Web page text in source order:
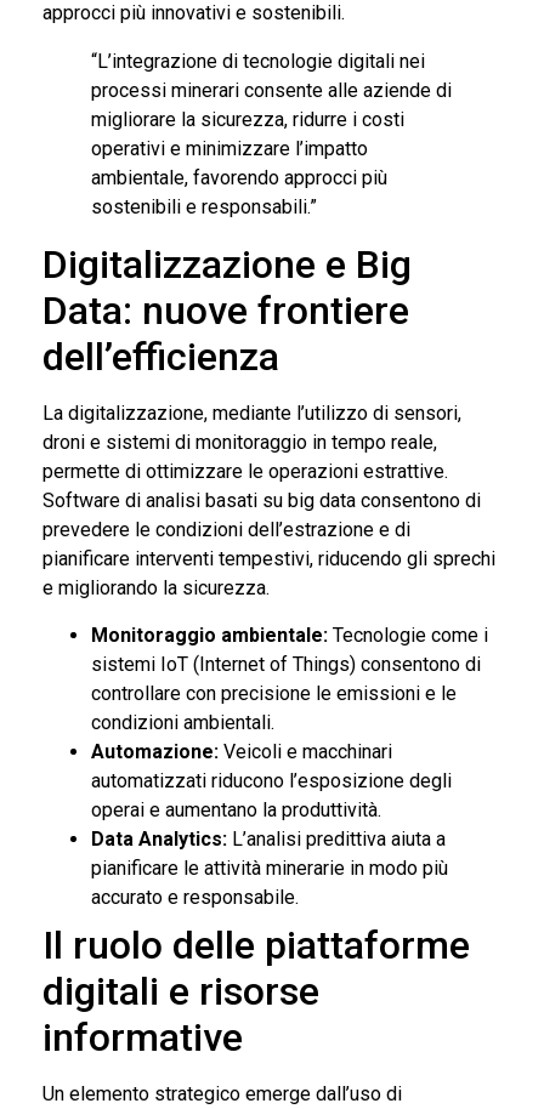
approcci più innovativi e sostenibili.
“L’integrazione di tecnologie digitali nei
processi minerari consente alle aziende di
migliorare la sicurezza, ridurre i costi
operativi e minimizzare l’impatto
ambientale, favorendo approcci più
sostenibili e responsabili.”
Digitalizzazione e Big
Data: nuove frontiere
dell’efficienza
La digitalizzazione, mediante l’utilizzo di sensori,
droni e sistemi di monitoraggio in tempo reale,
permette di ottimizzare le operazioni estrattive.
Software di analisi basati su big data consentono di
prevedere le condizioni dell’estrazione e di
pianificare interventi tempestivi, riducendo gli sprechi
e migliorando la sicurezza.
Monitoraggio ambientale: Tecnologie come i
sistemi IoT (Internet of Things) consentono di
controllare con precisione le emissioni e le
condizioni ambientali.
Automazione: Veicoli e macchinari
automatizzati riducono l’esposizione degli
operai e aumentano la produttività.
Data Analytics: L’analisi predittiva aiuta a
pianificare le attività minerarie in modo più
accurato e responsabile.
Il ruolo delle piattaforme
digitali e risorse
informative
Un elemento strategico emerge dall’uso di